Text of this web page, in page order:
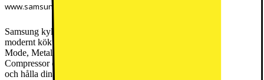
www.samsung.com/se/support/warranty/
Samsung kylskåp RR39C7EC6B1/EF är ett smart val för varje
modernt kök. Med Space Max-teknologi, SmartThings AI Energy
Mode, Metal Cooling, All-around cooling, Digital Inverter
Compressor och fuktkontrollzon kan du njuta av flexibel förvaring
och hålla dina varor färska längre.